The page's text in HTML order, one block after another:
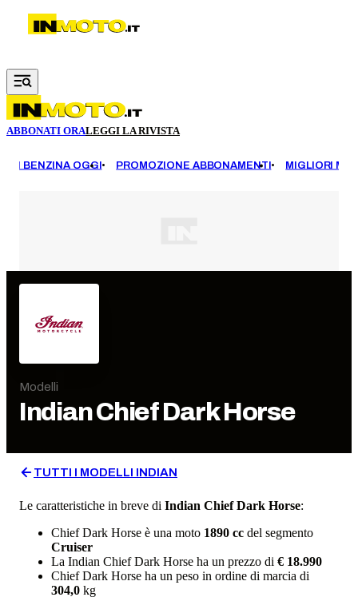
Vai al contenuto principale
ABBONATI ORALEGGI LA RIVISTA
BENZINA OGGI PROMOZIONE ABBONAMENTI MIGLIORI
Modelli
IndianChief Dark Horse
TUTTI I MODELLI INDIAN
Le caratteristiche in breve di Indian Chief Dark Horse:
Chief Dark Horse è una moto 1890 cc del segmento
Cruiser
La Indian Chief Dark Horse ha un prezzo di € 18.990
Chief Dark Horse ha un peso in ordine di marcia di
304,0 kg